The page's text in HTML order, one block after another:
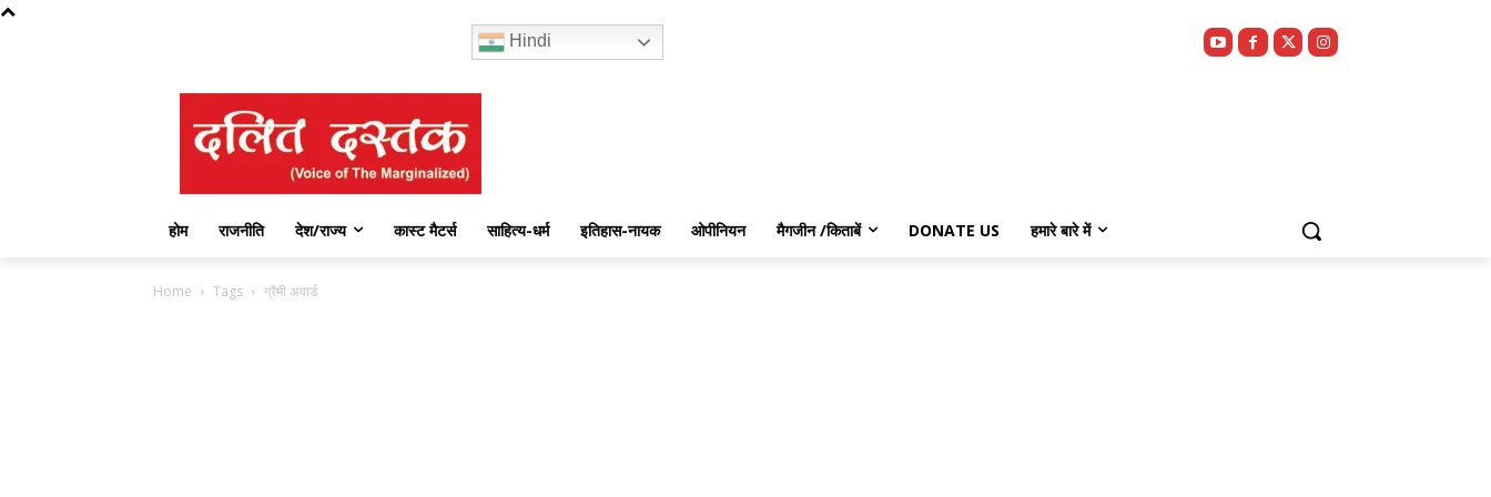
Hindi
होम राजनीति देश/राज्य कास्ट मैटर्स साहित्य-धर्म इतिहास-नायक ओपीनियन मैगजीन /किताबें DONATE US हमारे बारे में
Home Tags ग्रैमी अवार्ड